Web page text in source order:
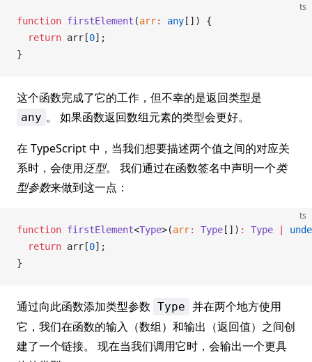
ts
function firstElement (arr: any []) {
  return
arr [0];
}
这个函数完成了它的工作，但不幸的是返回类型是
any 。 如果函数返回数组元素的类型会更好。
在 TypeScript 中，当我们想要描述两个值之间的对应关
系时，会使用泛型。 我们通过在函数签名中声明一个类
型参数来做到这一点：
ts
function firstElement<Type>(arr: Type []) : Type
  return
arr [0];
}
通过向此函数添加类型参数 Type 并在两个地方使用
它，我们在函数的输入（数组）和输出（返回值）之间创
建了一个链接。 现在当我们调用它时，会输出一个更具